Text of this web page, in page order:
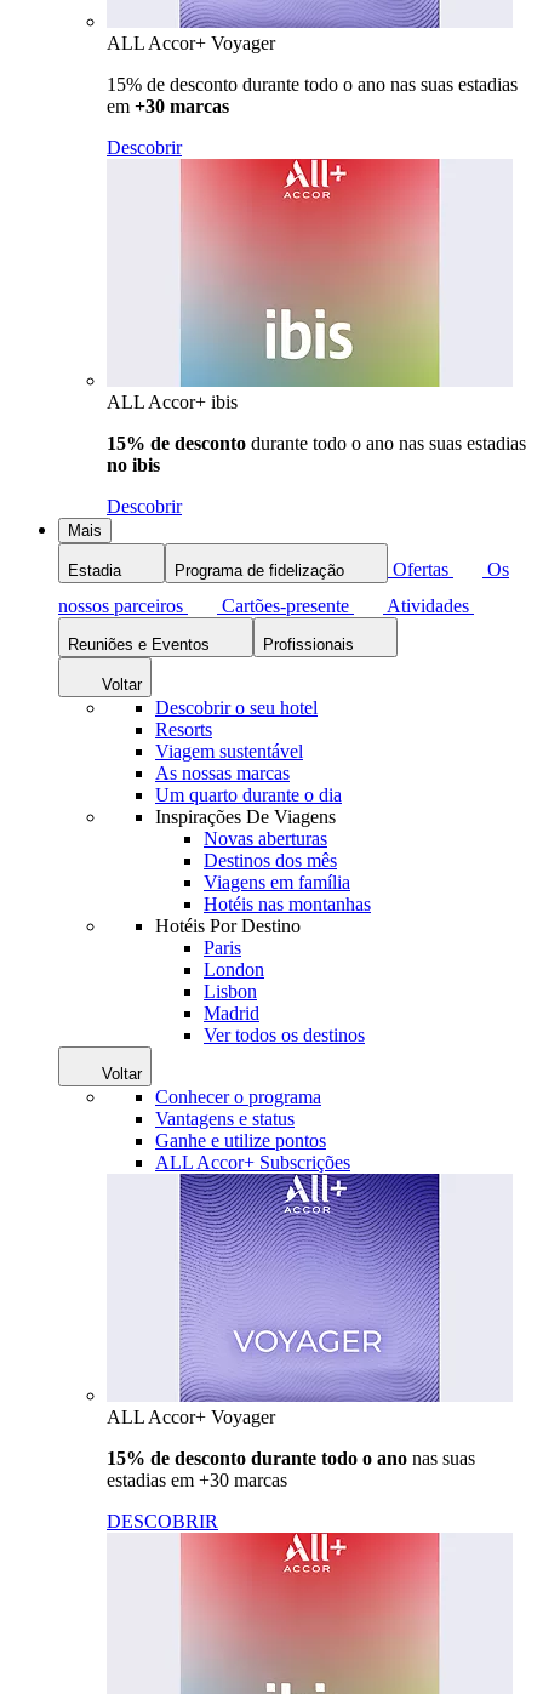
ALL Accor+ Voyager
15% de desconto durante todo o ano nas suas estadias
em +30 marcas
Descobrir
ALL Accor+ ibis
15% de desconto durante todo o ano nas suas estadias
no ibis
Descobrir
Mais
Estadia Programa de fidelização Ofertas
Os
nossos parceiros
Cartões-presente Atividades
Reuniões e Eventos Profissionais
Voltar
Descobrir o seu hotel
Resorts
Viagem sustentável
As nossas marcas
Um quarto durante o dia
Inspirações De Viagens
Novas aberturas
Destinos dos mês
Viagens em família
Hotéis nas montanhas
Hotéis Por Destino
Paris
London
Lisbon
Madrid
Ver todos os destinos
Voltar
Conhecer o programa
Vantagens e status
Ganhe e utilize pontos
ALL Accor+ Subscrições
ALL Accor+ Voyager
15% de desconto durante todo o ano nas suas
estadias em +30 marcas
DESCOBRIR